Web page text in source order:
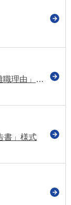
「雇用保険被保険者離職証明書」の「離職理由」欄が変更に
書」様式